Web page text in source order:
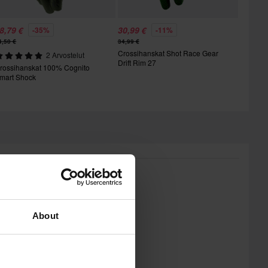
About
€ -35%
€
2 Arvostelut
100% Cognito
Shock
30,99 € -11%
34,99 €
Crossihanskat Shot Race Gear
Drift Rim 27